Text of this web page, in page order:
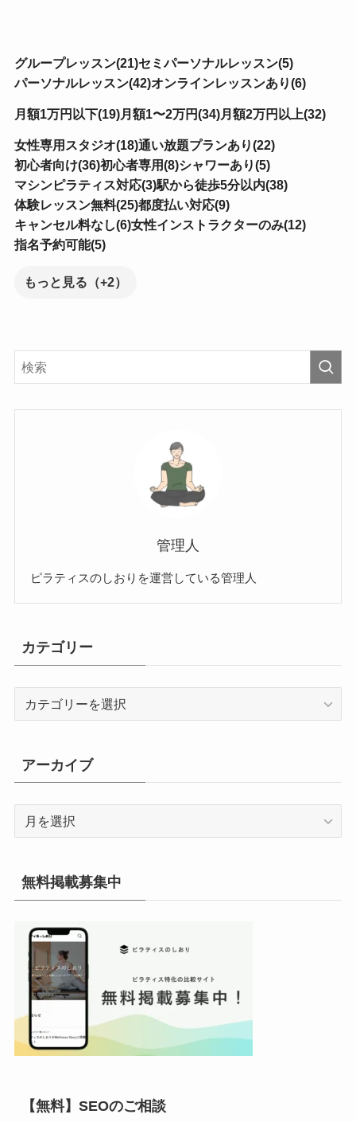
グループレッスン(21)セミパーソナルレッスン(5)
パーソナルレッスン(42)オンラインレッスンあり(6)
月額1万円以下(19)月額1〜2万円(34)月額2万円以上(32)
女性専用スタジオ(18)通い放題プランあり(22)
初心者向け(36)初心者専用(8)シャワーあり(5)
マシンピラティス対応(3)駅から徒歩5分以内(38)
体験レッスン無料(25)都度払い対応(9)
キャンセル料なし(6)女性インストラクターのみ(12)
指名予約可能(5)
もっと見る（+2）
管理人
ピラティスのしおりを運営している管理人
カテゴリー
ー
アーカイブ
イ
ブ
無料掲載募集中
【無料】SEOのご相談